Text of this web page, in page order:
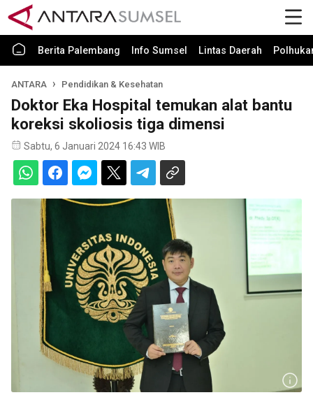
Berita Palembang Info Sumsel Lintas Daerah
ANTARA Pendidikan & Kesehatan
Doktor Eka Hospital temukan alat bantu
koreksi skoliosis tiga dimensi
Sabtu, 6 Januari 2024 16:43 WIB